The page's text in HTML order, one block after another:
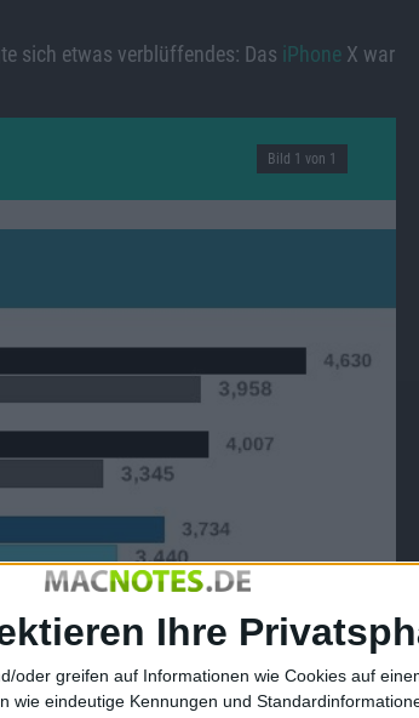
Ihre
oder greifen auf Informationen wie Cookies auf
wie eindeutige Kennungen und
sich etwas verblüffendes: Das iPhone X war
Bild 1 von 1